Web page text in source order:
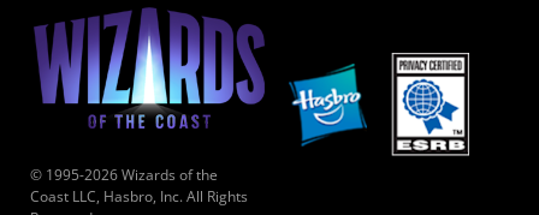
© 1995-2026 Wizards of the
Coast LLC, Hasbro, Inc. All Rights